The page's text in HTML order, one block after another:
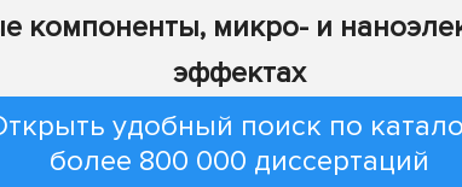
компоненты, микро- и
эффектах
удобный поиск по
более 800 000 диссертаций